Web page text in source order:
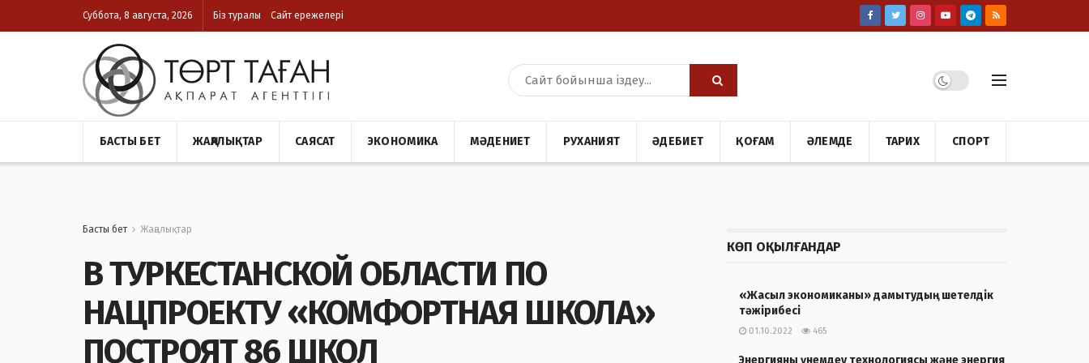
Суббота, 8 августа, 2026 Біз туралы Сайт ережелері
БАСТЫ БЕТ ЖАҢАЛЫҚТАР САЯСАТ ЭКОНОМИКА МӘДЕНИЕТ РУХАНИЯТ ӘДЕБИЕТ ҚОҒАМ ӘЛЕМДЕ ТАРИХ СПОРТ
Басты бет Жаңалықтар
В ТУРКЕСТАНСКОЙ ОБЛАСТИ ПО
НАЦПРОЕКТУ «КОМФОРТНАЯ ШКОЛА»
ПОСТРОЯТ 86 ШКОЛ
КӨП ОҚЫЛҒАНДАР
«Жасыл экономиканы» дамытудың шетелдік
тәжірибесі
01.10.2022 465
Энергияны үнемдеу технологиясы және энергия